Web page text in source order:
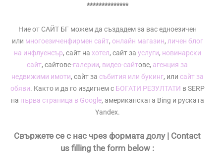
**************
Ние от САЙТ БГ можем да създадем за вас едноезичен
или многоезиченфирмен сайт, онлайн магазин, личен блог
на инфлуенсър, сайт на хотел, сайт за услуги, новинарски
сайт, сайтове-галерии, видео-сайтове, агенция за
недвижими имоти, сайт за събития или букинг, или сайт за
обяви. Както и да го издигнем с БОГАТИ РЕЗУЛТАТИ в SERP
на първа страница в Google, американската Bing и руската
Yandex.
Свържете се с нас чрез формата долу | Contact
us filling the form below :